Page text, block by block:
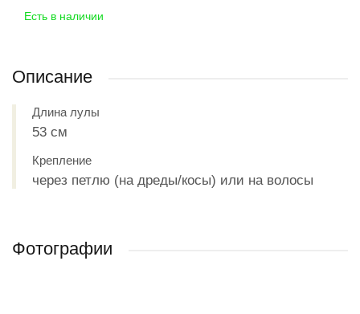
Есть в наличии
Описание
Длина лулы
53 см
Крепление
через петлю (на дреды/косы) или на волосы
Фотографии